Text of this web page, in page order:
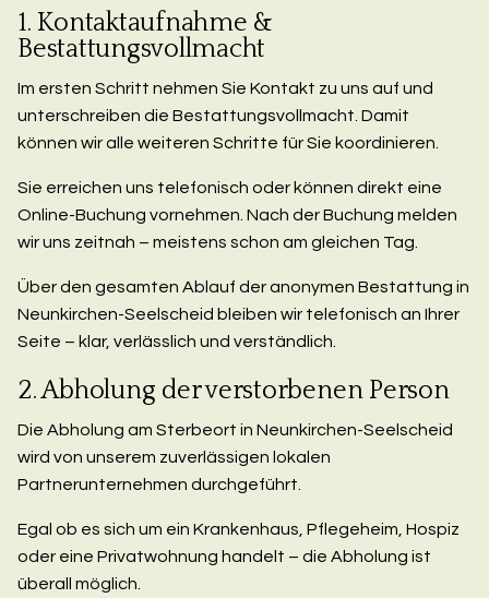
1. Kontaktaufnahme &
Bestattungsvollmacht
Im ersten Schritt nehmen Sie Kontakt zu uns auf und
unterschreiben die Bestattungsvollmacht. Damit
können wir alle weiteren Schritte für Sie koordinieren.
Sie erreichen uns telefonisch oder können direkt eine
Online-Buchung vornehmen. Nach der Buchung melden
wir uns zeitnah – meistens schon am gleichen Tag.
Über den gesamten Ablauf der anonymen Bestattung in
Neunkirchen-Seelscheid bleiben wir telefonisch an Ihrer
Seite – klar, verlässlich und verständlich.
2. Abholung der verstorbenen Person
Die Abholung am Sterbeort in Neunkirchen-Seelscheid
wird von unserem zuverlässigen lokalen
Partnerunternehmen durchgeführt.
Egal ob es sich um ein Krankenhaus, Pflegeheim, Hospiz
oder eine Privatwohnung handelt – die Abholung ist
überall möglich.